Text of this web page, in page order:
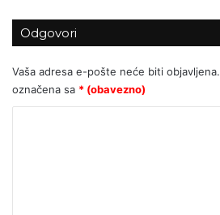
Odgovori
Vaša adresa e-pošte neće biti objavljena.
označena sa * (obavezno)